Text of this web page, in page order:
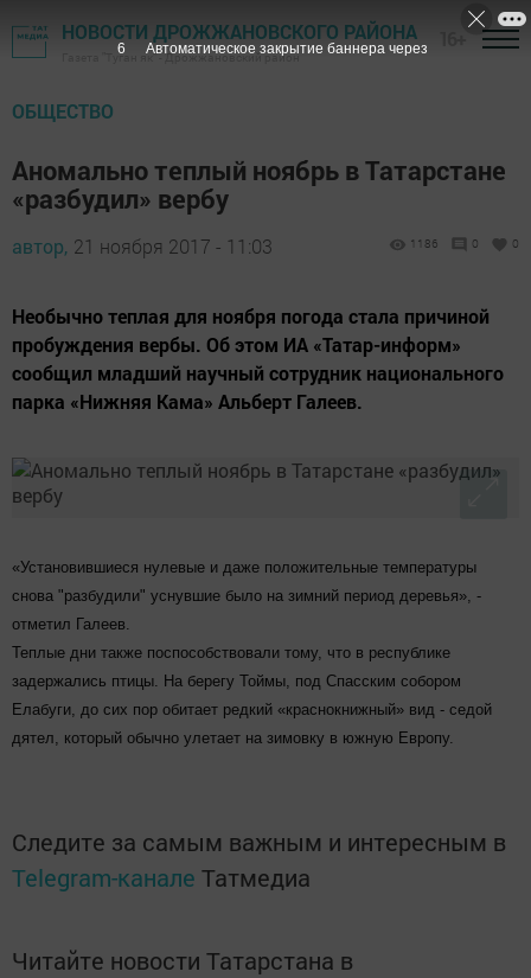
НОВОСТИ ДРОЖЖАНОВСКОГО РАЙОНА
Газета "Туган як" - Дрожжановский район
ОБЩЕСТВО
Аномально теплый ноябрь в Татарстане
«разбудил» вербу
автор, 21 ноября 2017 - 11:03 1186 0 0
Необычно теплая для ноября погода стала причиной
пробуждения вербы. Об этом ИА «Татар-информ»
сообщил младший научный сотрудник национального
парка «Нижняя Кама» Альберт Галеев.
«Установившиеся нулевые и даже положительные температуры
снова "разбудили" уснувшие было на зимний период деревья», -
отметил Галеев.
Теплые дни также поспособствовали тому, что в республике
задержались птицы. На берегу Тоймы, под Спасским собором
Елабуги, до сих пор обитает редкий «краснокнижный» вид - седой
дятел, который обычно улетает на зимовку в южную Европу.
Следите за самым важным и интересным в
Telegram-канале Татмедиа
Читайте новости Татарстана в
5 Автоматическое закрытие баннера через